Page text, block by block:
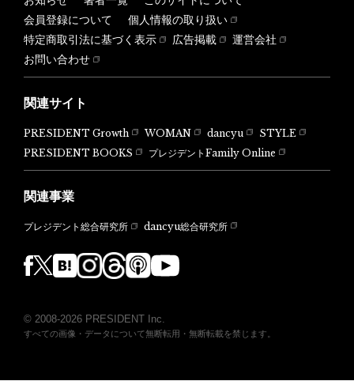
会員登録について
個人情報の取り扱い
特定商取引法に基づく表示
広告掲載
運営会社
お問い合わせ
関連サイト
PRESIDENT Growth WOMAN dancyu
STYLE
PRESIDENT BOOKS
プレジデントFamily Online
関連事業
プレジデント総合研究所 dancyu総合研究所
© 2008-2026 PRESIDENT Inc.
すべての画像・データについて無断転用・無断転載を禁じます。